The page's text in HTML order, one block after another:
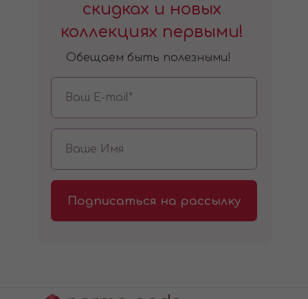
Подписаться на рассылку
скидках и новых
коллекциях первыми!
Обещаем быть полезными!